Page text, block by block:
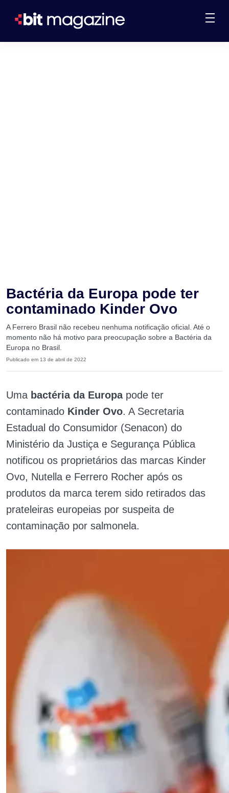
Bactéria da Europa pode ter
contaminado Kinder Ovo
A Ferrero Brasil não recebeu nenhuma notificação oficial. Até o
momento não há motivo para preocupação sobre a Bactéria da
Europa no Brasil.
Publicado em 13 de abril de 2022
Uma bactéria da Europapode ter
contaminado Kinder Ovo. A Secretaria
Estadual do Consumidor (Senacon) do
Ministério da Justiça e Segurança Pública
notificou os proprietários das marcas Kinder
Ovo, Nutella e Ferrero Rocher após os
produtos da marca terem sido retirados das
prateleiras europeias por suspeita de
contaminação por salmonela.